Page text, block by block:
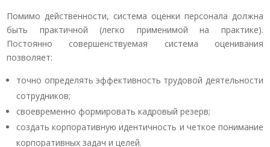
Помимо действенности, система оценки персонала должна
быть практичной (легко применимой на практике).
Постоянно совершенствуемая система оценивания
позволяет:
точно определять эффективность трудовой деятельности
сотрудников;
своевременно формировать кадровый резерв;
создать корпоративную идентичность и четкое понимание
корпоративных задач и целей.